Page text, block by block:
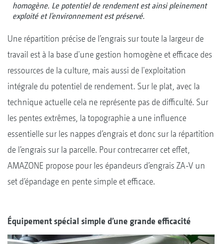
homogène. Le potentiel de rendement est ainsi pleinement
exploité et l’environnement est préservé.
Une répartition précise de l’engrais sur toute la largeur de
travail est à la base d'une gestion homogène et efficace des
ressources de la culture, mais aussi de l'exploitation
intégrale du potentiel de rendement. Sur le plat, avec la
technique actuelle cela ne représente pas de difficulté. Sur
les pentes extrêmes, la topographie a une influence
essentielle sur les nappes d’engrais et donc sur la répartition
de l’engrais sur la parcelle. Pour contrecarrer cet effet,
AMAZONE propose pour les épandeurs d’engrais ZA-V un
set d’épandage en pente simple et efficace.
Équipement spécial simple d’une grande efficacité